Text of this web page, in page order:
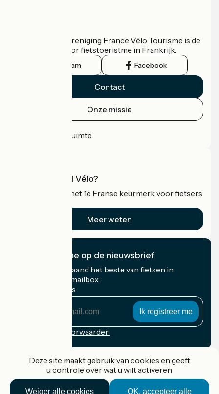
De nationale vereniging France Vélo Tourisme is de
officiële gids voor fietstoeristme in Frankrijk.
Instagram Facebook
Contact
Onze missie
Professionele ruimte
Wat is Accueil Vélo?
Accueil Vélo is het 1e Franse keurmerk voor fietsers
Meer weten
Ik abonneer me op de nieuwsbrief
Ontvang elke maand het beste van fietsen in
Frankrijk in uw mailbox.
Mijn e-mailadres
Inschrijvingsvoorwaarden
Deze site maakt gebruik van cookies en geeft
u controle over wat u wilt activeren
OK, accepteer alle
Weiger alle cookies